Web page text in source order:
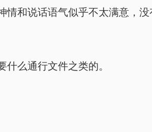
和说话语气似乎不太满意，没
么通行文件之类的。